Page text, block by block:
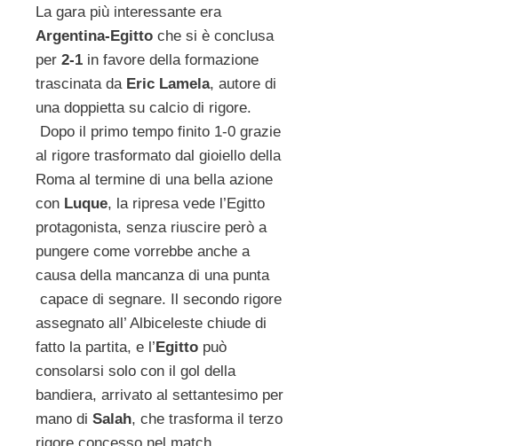
La gara più interessante era
Argentina-Egitto che si è conclusa
per 2-1 in favore della formazione
trascinata da Eric Lamela, autore di
una doppietta su calcio di rigore.
Dopo il primo tempo finito 1-0 grazie
al rigore trasformato dal gioiello della
Roma al termine di una bella azione
con Luque, la ripresa vede l’Egitto
protagonista, senza riuscire però a
pungere come vorrebbe anche a
causa della mancanza di una punta
capace di segnare. Il secondo rigore
assegnato all’ Albiceleste chiude di
fatto la partita, e l’Egitto può
consolarsi solo con il gol della
bandiera, arrivato al settantesimo per
mano di Salah, che trasforma il terzo
rigore concesso nel match.